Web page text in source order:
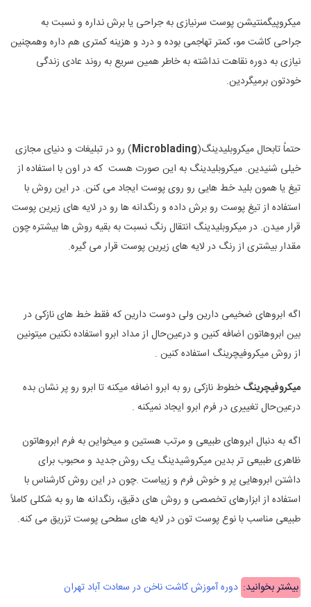
میکروپیگمنتیشن پوست سرنیازی به جراحی یا برش نداره و نسبت به
جراحی کاشت مو، کمتر تهاجمی بوده و درد و هزینه کمتری هم داره وهمچنین
نیازی به دوره نقاهت نداشته به خاطر همین سریع به روند عادی زندگی
خودتون برمیگردین.
حتماً تابحال میکروبلیدینگ(Microblading) رو در تبلیغات و دنیای مجازی
خیلی شنیدین. میکروبلیدینگ به این صورت هست که در اون با استفاده از
تیغ یا همون بلید خط هایی رو روی پوست ایجاد می کنن. در این روش با
استفاده از تیغ پوست رو برش داده و رنگدانه ها رو در لایه های زیرین پوست
قرار میدن. در میکروبلیدینگ انتقال رنگ نسبت به بقیه روش ها بیشتره چون
مقدار بیشتری از رنگ در لایه های زیرین پوست قرار می گیره.
اگه ابروهای ضخیمی دارین ولی دوست دارین که فقط خط های نازکی در
بین ابروهاتون اضافه کنین و درعین‌حال از مداد ابرو استفاده نکنین میتونین
از روش میکروفیچرینگ استفاده کنین .
میکروفیچرینگخطوط نازکی رو به ابرو اضافه میکنه تا ابرو رو پر نشان بده
درعین‌حال تغییری در فرم ابرو ایجاد نمیکنه .
اگه به دنبال ابروهای طبیعی و مرتب هستین و میخواین به فرم ابروهاتون
ظاهری طبیعی تر بدین میکروشیدینگ یک روش جدید و محبوب برای
داشتن ابروهایی پر و خوش فرم و زیباست .چون در این روش کارشناس با
استفاده از ابزارهای تخصصی و روش های دقیق، رنگدانه ها رو به شکلی کاملاً
طبیعی مناسب با نوع پوست تون در لایه های سطحی پوست تزریق می کنه.
بیشتر بخوانید: دوره آموزش کاشت ناخن در سعادت آباد تهران